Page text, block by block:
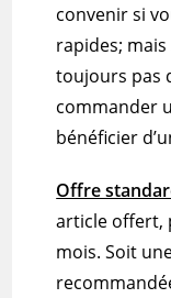
convenir si
rapides; mais
toujours pas
commander
bénéficier
Offre
article offert,
mois. Soit